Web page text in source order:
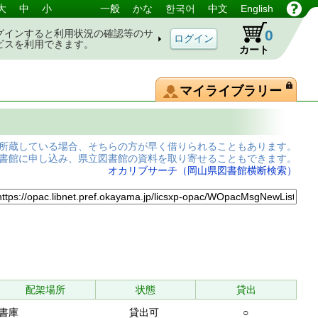
中 小 一般 かな 한국어 中文 English
インすると利用状況の確認等のサ
スを利用できます。
カート
0
マイライブラリー
蔵している場合、そちらの方が早く借りられることもあります。
館に申し込み、県立図書館の資料を取り寄せることもできます。
オカリブサーチ（岡山県図書館横断検索）
配架場所 状態
貸出
庫
貸出可 ○